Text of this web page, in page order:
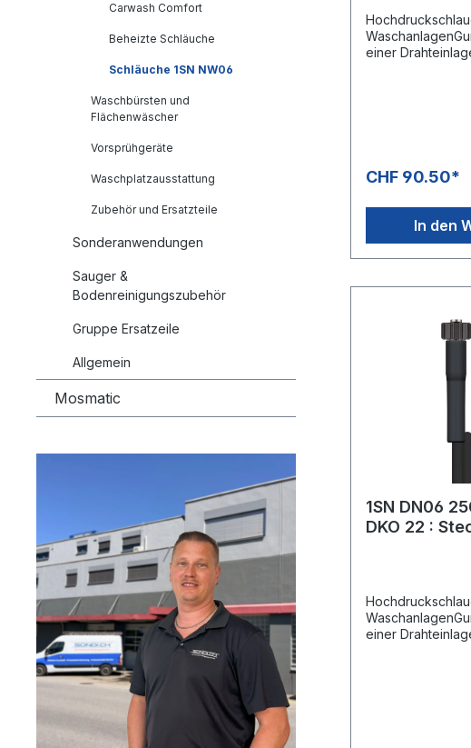
Carwash Comfort
Beheizte Schläuche
Schläuche 1SN NW06
Waschbürsten und
Flächenwäscher
Vorsprühgeräte
Waschplatzausstattung
Zubehör und Ersatzteile
Sonderanwendungen
Sauger &
Bodenreinigungszubehör
Gruppe Ersatzeile
Allgemein
Mosmatic
einer
CHF 90.50*
In den
1SN DN06
DKO 22 :
einer